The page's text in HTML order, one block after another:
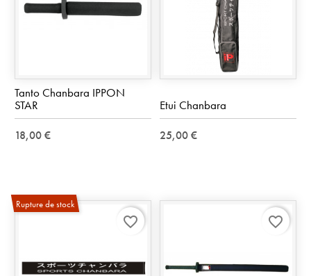
Tanto Chanbara IPPON
STAR
18,00 €
Etui Chanbara
25,00 €
Rupture de stock
favorite_border favorite_border